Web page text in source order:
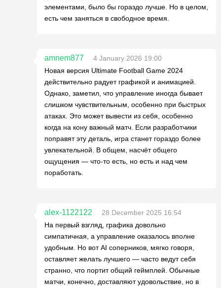
элементами, было бы гораздо лучше. Но в целом,
есть чем заняться в свободное время.
amnem877
4 January 2026 19:00
Новая версия Ultimate Football Game 2024
действительно радует графикой и анимацией.
Однако, заметил, что управление иногда бывает
слишком чувствительным, особенно при быстрых
атаках. Это может вывести из себя, особенно
когда на кону важный матч. Если разработчики
поправят эту деталь, игра станет гораздо более
увлекательной. В общем, насчёт общего
ощущения — что-то есть, но есть и над чем
поработать.
alex-1122122
28 December 2025 16:54
На первый взгляд, графика довольно
симпатичная, а управление оказалось вполне
удобным. Но вот AI соперников, мягко говоря,
оставляет желать лучшего — часто ведут себя
странно, что портит общий геймплей. Обычные
матчи, конечно, доставляют удовольствие, но в